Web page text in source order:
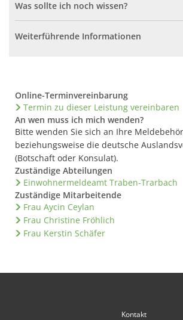
Was sollte ich noch wissen?
Weiterführende Informationen
An wen muss ich mich wenden?
Bitte wenden Sie sich an Ihre
beziehungsweise die deutsche
(Botschaft oder Konsulat).
Online-Terminvereinbarung
Termin zu dieser Leistung vereinbaren
Zuständige Abteilungen
Einwohnermeldeamt Traben-Trarbach
Zuständige Mitarbeitende
Frau Aycin Ceylan
Frau Christine Fröhlich
Frau Kerstin Schäfer
Kontakt